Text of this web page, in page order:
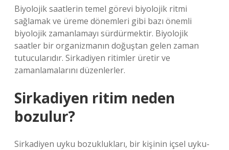
Biyolojik saatlerin temel görevi biyolojik ritmi
sağlamak ve üreme dönemleri gibi bazı önemli
biyolojik zamanlamayı sürdürmektir. Biyolojik
saatler bir organizmanın doğuştan gelen zaman
tutucularıdır. Sirkadiyen ritimler üretir ve
zamanlamalarını düzenlerler.
Sirkadiyen ritim neden
bozulur?
Sirkadiyen uyku bozuklukları, bir kişinin içsel uyku-